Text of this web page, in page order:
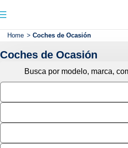
Home > Coches de Ocasión
Coches de Ocasión